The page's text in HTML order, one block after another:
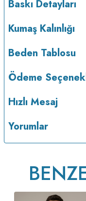
Kuru temizleme
Baskı Detayları
Kumaş Kalınlığı
Beden Tablosu
Ödeme
Hızlı Mesaj
Yorumlar